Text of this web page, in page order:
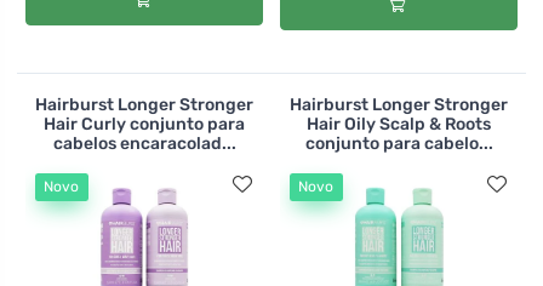
Hairburst Longer Stronger
Hair Curly conjunto para
cabelos encaracolad...
Novo
Hairburst Longer Stronger
Hair Oily Scalp & Roots
conjunto para cabelo...
Novo